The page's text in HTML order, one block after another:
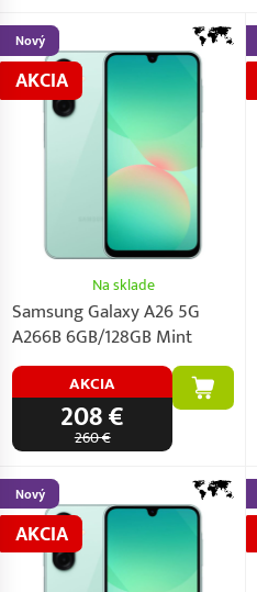
Nový
AKCIA
Na sklade
Samsung Galaxy A26 5G
A266B 6GB/128GB Mint
AKCIA
208 €
260 €
Nový
AKCIA